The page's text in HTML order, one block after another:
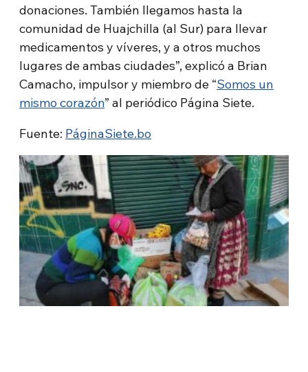
donaciones. También llegamos hasta la
comunidad de Huajchilla (al Sur) para llevar
medicamentos y víveres, y a otros muchos
lugares de ambas ciudades”, explicó a Brian
Camacho, impulsor y miembro de “Somos un
mismo corazón” al periódico Página Siete.
Fuente: PáginaSiete.bo